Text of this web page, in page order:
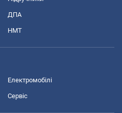
ДПА
НМТ
Електромобілі
Сервіс